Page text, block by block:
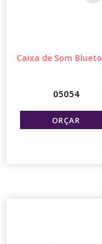
Caixa de Som
05054